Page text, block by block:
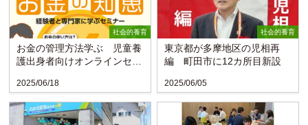
社会的養育
お金の管理方法学ぶ 児童養
護出身者向けオンラインセミ
2025/06/18
社会的養育
東京都が多摩地区の児相再
編 町田市に12カ所目新設
2025/06/05